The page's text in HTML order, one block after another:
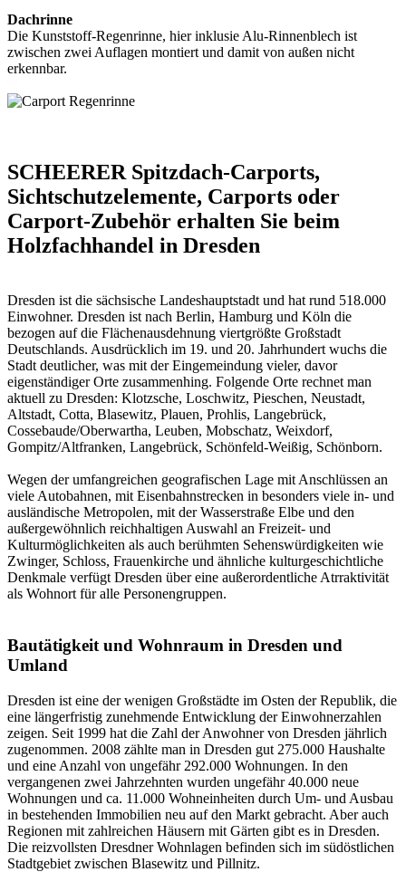
Dachrinne
Die Kunststoff-Regenrinne, hier inklusie Alu-Rinnenblech ist
zwischen zwei Auflagen montiert und damit von außen nicht
erkennbar.
SCHEERER Spitzdach-Carports,
Sichtschutzelemente, Carports oder
Carport-Zubehör erhalten Sie beim
Holzfachhandel in Dresden
Dresden ist die sächsische Landeshauptstadt und hat rund 518.000
Einwohner. Dresden ist nach Berlin, Hamburg und Köln die
bezogen auf die Flächenausdehnung viertgrößte Großstadt
Deutschlands. Ausdrücklich im 19. und 20. Jahrhundert wuchs die
Stadt deutlicher, was mit der Eingemeindung vieler, davor
eigenständiger Orte zusammenhing. Folgende Orte rechnet man
aktuell zu Dresden: Klotzsche, Loschwitz, Pieschen, Neustadt,
Altstadt, Cotta, Blasewitz, Plauen, Prohlis, Langebrück,
Cossebaude/Oberwartha, Leuben, Mobschatz, Weixdorf,
Gompitz/Altfranken, Langebrück, Schönfeld-Weißig, Schönborn.
Wegen der umfangreichen geografischen Lage mit Anschlüssen an
viele Autobahnen, mit Eisenbahnstrecken in besonders viele in- und
ausländische Metropolen, mit der Wasserstraße Elbe und den
außergewöhnlich reichhaltigen Auswahl an Freizeit- und
Kulturmöglichkeiten als auch berühmten Sehenswürdigkeiten wie
Zwinger, Schloss, Frauenkirche und ähnliche kulturgeschichtliche
Denkmale verfügt Dresden über eine außerordentliche Atrraktivität
als Wohnort für alle Personengruppen.
Bautätigkeit und Wohnraum in Dresden und
Umland
Dresden ist eine der wenigen Großstädte im Osten der Republik, die
eine längerfristig zunehmende Entwicklung der Einwohnerzahlen
zeigen. Seit 1999 hat die Zahl der Anwohner von Dresden jährlich
zugenommen. 2008 zählte man in Dresden gut 275.000 Haushalte
und eine Anzahl von ungefähr 292.000 Wohnungen. In den
vergangenen zwei Jahrzehnten wurden ungefähr 40.000 neue
Wohnungen und ca. 11.000 Wohneinheiten durch Um- und Ausbau
in bestehenden Immobilien neu auf den Markt gebracht. Aber auch
Regionen mit zahlreichen Häusern mit Gärten gibt es in Dresden.
Die reizvollsten Dresdner Wohnlagen befinden sich im südöstlichen
Stadtgebiet zwischen Blasewitz und Pillnitz.